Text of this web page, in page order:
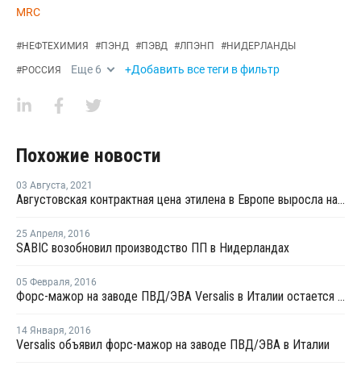
MRC
#НЕФТЕХИМИЯ #ПЭНД #ПЭВД #ЛПЭНП #НИДЕРЛАНДЫ
#РОССИЯ Еще 6 +Добавить все теги в фильтр
Похожие новости
03 Августа, 2021
Августовская контрактная цена этилена в Европе выросла на EUR53 за тонну
25 Апреля, 2016
SABIC возобновил производство ПП в Нидерландах
05 Февраля, 2016
Форс-мажор на заводе ПВД/ЭВА Versalis в Италии остается в силе
14 Января, 2016
Versalis объявил форс-мажор на заводе ПВД/ЭВА в Италии